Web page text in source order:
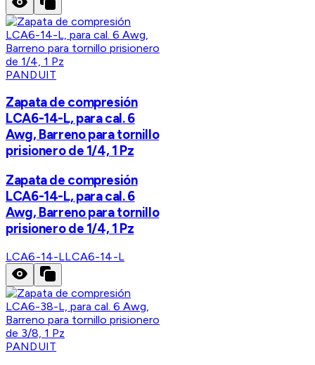
PANDUIT
Zapata de compresión
LCA6-14-L, para cal. 6
Awg, Barreno para tornillo
prisionero de 1/4, 1 Pz
Zapata de compresión
LCA6-14-L, para cal. 6
Awg, Barreno para tornillo
prisionero de 1/4, 1 Pz
LCA6-14-LLCA6-14-L
PANDUIT